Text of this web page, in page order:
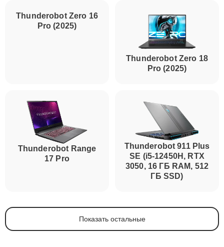
Thunderobot Zero 16
Thunderobot Zero 18
Thunderobot Range
Thunderobot 911 Plus
SE (i5-12450H, RTX
3050, 16 ГБ RAM, 512
Показать остальные